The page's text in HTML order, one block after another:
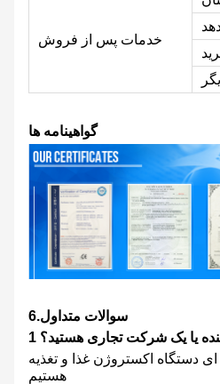
خدمات پس از فروش
گواهینامه ها
6.سوالات متداول
1 یا یک شرکت تجاری هستید؟
ای دستگاه اکستروژن غذا و تغذیه
هستیم